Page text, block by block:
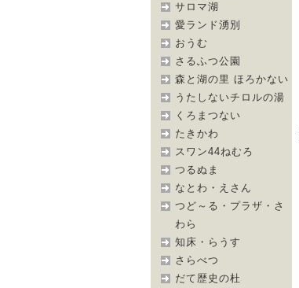
サロマ湖
愛ランド湧別
おうむ
さるふつ公園
森と湖の里 ほろかない
うたしないチロルの湯
くろまつない
たきかわ
スワン44ねむろ
つるぬま
なとわ・えさん
つど～る・プラザ・さ
わら
知床・らうす
さらべつ
だて歴史の杜